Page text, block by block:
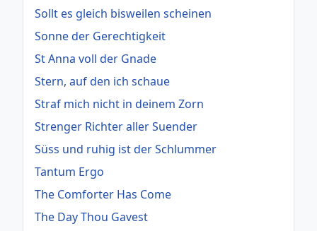
Sollt es gleich bisweilen scheinen
Sonne der Gerechtigkeit
St Anna voll der Gnade
Stern, auf den ich schaue
Straf mich nicht in deinem Zorn
Strenger Richter aller Suender
Süss und ruhig ist der Schlummer
Tantum Ergo
The Comforter Has Come
The Day Thou Gavest